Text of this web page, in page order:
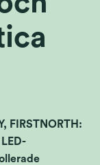
FIRSTNORTH: